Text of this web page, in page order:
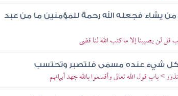
من يشاء فجعله الله رحمة للمؤمنين ما من عبد
لن يصيبنا إلا ما كتب الله لنا قضى
وكل شيء عنده مسمى فلتصبر وتحتسب
> باب قول الله تعالى وأقسموا بالله جهد أيمانهم